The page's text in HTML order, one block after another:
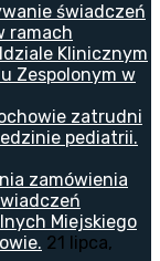
świadczeń
ramach
Klinicznym
Zespolonym w
zatrudni
pediatrii.
zamówienia
Miejskiego
21 lipca,